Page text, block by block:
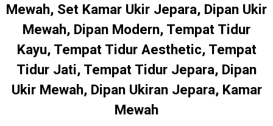
Mewah, Set Kamar Ukir Jepara, Dipan Ukir
Mewah, Dipan Modern, Tempat Tidur
Kayu, Tempat Tidur Aesthetic, Tempat
Tidur Jati, Tempat Tidur Jepara, Dipan
Ukir Mewah, Dipan Ukiran Jepara, Kamar
Mewah